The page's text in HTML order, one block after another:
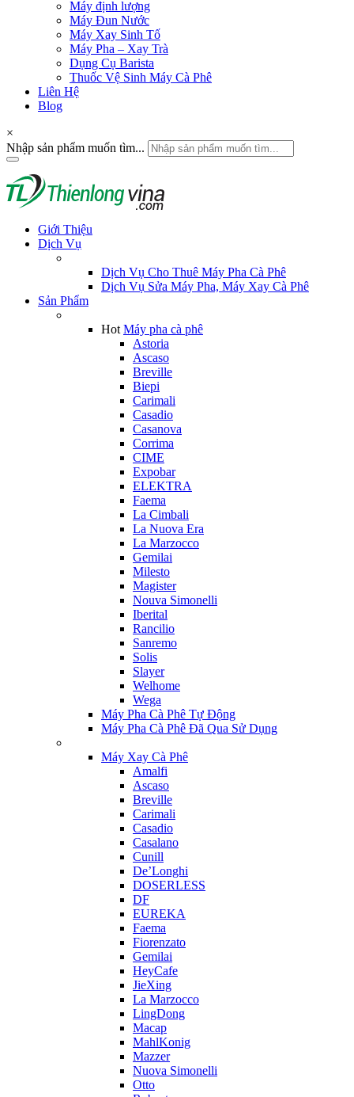
Máy định lượng
Máy Đun Nước
Máy Xay Sinh Tố
Máy Pha – Xay Trà
Dụng Cụ Barista
Thuốc Vệ Sinh Máy Cà Phê
Liên Hệ
Blog
×
Nhập sản phẩm muốn tìm...
Giới Thiệu
Dịch Vụ
Dịch Vụ Cho Thuê Máy Pha Cà Phê
Dịch Vụ Sửa Máy Pha, Máy Xay Cà Phê
Sản Phẩm
Hot Máy pha cà phê
Astoria
Ascaso
Breville
Biepi
Carimali
Casadio
Casanova
Corrima
CIME
Expobar
ELEKTRA
Faema
La Cimbali
La Nuova Era
La Marzocco
Gemilai
Milesto
Magister
Nouva Simonelli
Iberital
Rancilio
Sanremo
Solis
Slayer
Welhome
Wega
Máy Pha Cà Phê Tự Động
Máy Pha Cà Phê Đã Qua Sử Dụng
Máy Xay Cà Phê
Amalfi
Ascaso
Breville
Carimali
Casadio
Casalano
Cunill
De’Longhi
DOSERLESS
DF
EUREKA
Faema
Fiorenzato
Gemilai
HeyCafe
JieXing
La Marzocco
LingDong
Macap
MahlKonig
Mazzer
Nuova Simonelli
Otto